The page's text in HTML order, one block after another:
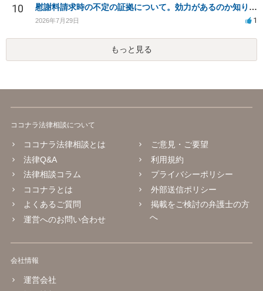
10 慰謝料請求時の不定の証拠について。効力があるのか知りたい。
2026年7月29日 1
もっと見る
ココナラ法律相談について
ココナラ法律相談とは
法律Q&A
法律相談コラム
ココナラとは
よくあるご質問
運営へのお問い合わせ
ご意見・ご要望
利用規約
プライバシーポリシー
外部送信ポリシー
掲載をご検討の弁護士の方
へ
会社情報
運営会社